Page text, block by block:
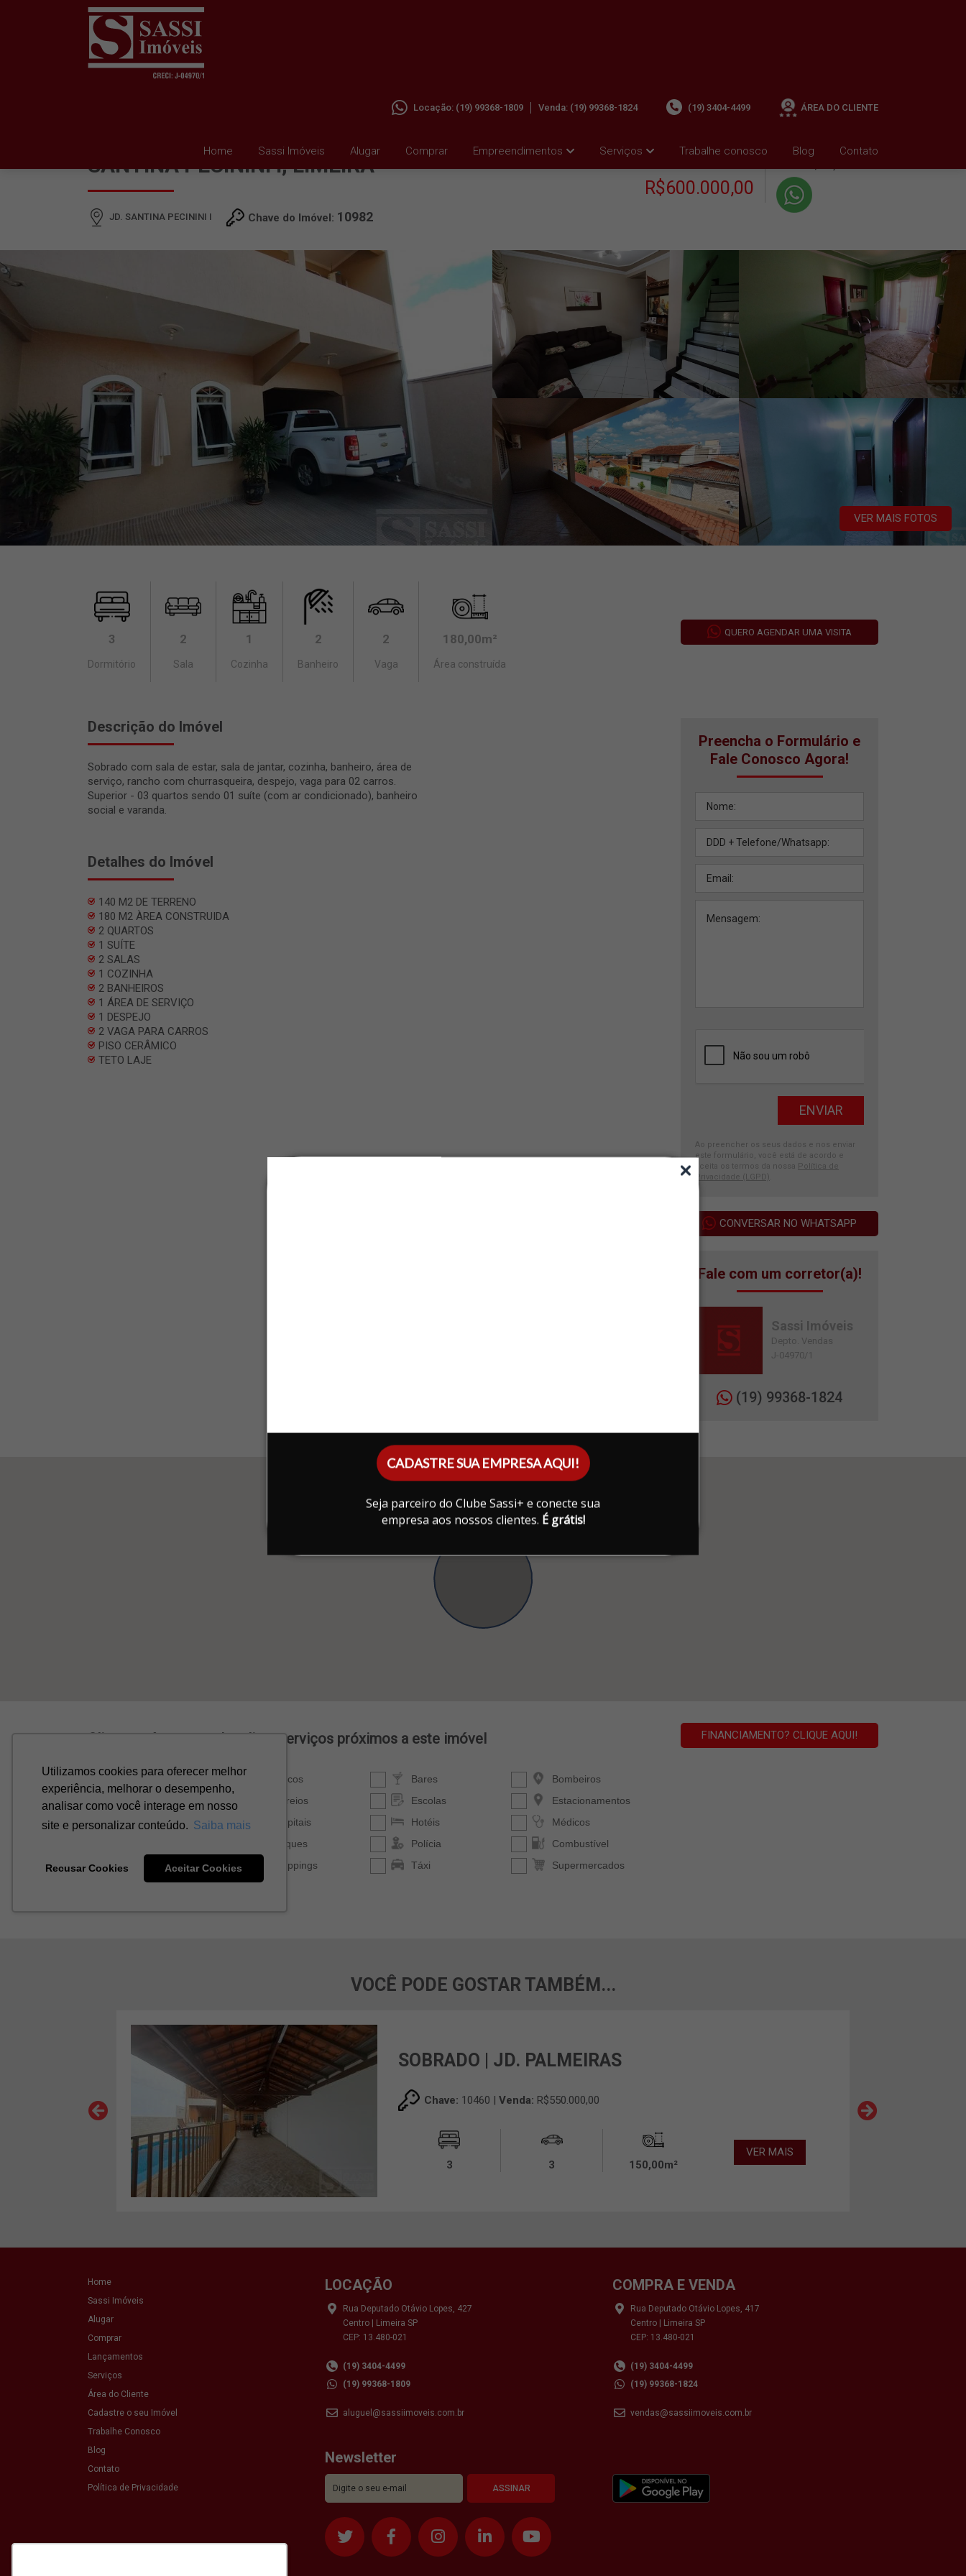
CADASTRE SUA EMPRESA AQUI!
Seja parceiro do Clube Sassi+ e conecte sua
empresa aos nossos clientes. É grátis!
Home Sassi Imóveis Alugar Comprar Empreendimentos Serviços Trabalhe conosco Blog Contato
Locação: (19) 99368-1809 Venda: (19) 99368-1824 (19) 3404-4499 ÁREA DO CLIENTE
SANTINA PECININI I, LIMEIRA
JD. SANTINA PECININI I Chave do Imóvel: 10982
R$600.000,00
+ Condomínio R$0,00
VER MAIS FOTOS
3
Dormitório
2
Sala
1
Cozinha
2
Banheiro
2
Vaga
180,00m²
Área construída
QUERO AGENDAR UMA VISITA
Descrição do Imóvel
Sobrado com sala de estar, sala de jantar, cozinha, banheiro, área de
serviço, rancho com churrasqueira, despejo, vaga para 02 carros.
Superior - 03 quartos sendo 01 suíte (com ar condicionado), banheiro
social e varanda.
Detalhes do Imóvel
140 M2 DE TERRENO
180 M2 ÀREA CONSTRUIDA
2 QUARTOS
1 SUÍTE
2 SALAS
1 COZINHA
2 BANHEIROS
1 ÁREA DE SERVIÇO
1 DESPEJO
2 VAGA PARA CARROS
PISO CERÂMICO
TETO LAJE
Preencha o Formulário e
Fale Conosco Agora!
Ao preencher os seus dados e nos enviar
este formulário, você está de acordo e
aceita os termos da nossa
Política de
Privacidade (LGPD)
CONVERSAR NO WHATSAPP
Fale com um corretor(a)!
Sassi Imóveis
Depto. Vendas
J-04970/1
(19) 99368-1824
VOCÊ PODE GOSTAR TAMBÉM...
SOBRADO | JD. PALMEIRAS
Chave: 10460 |Venda: R$550.000,00
3 3 150,00m²
VER MAIS
Home
Sassi Imóveis
Alugar
Comprar
Lançamentos
Serviços
Área do Cliente
Cadastre o seu Imóvel
Trabalhe Conosco
Blog
Contato
Política de Privacidade
LOCAÇÃO
Rua Deputado Otávio Lopes, 427
Centro | Limeira SP
CEP: 13.480-021
(19) 3404-4499
(19) 99368-1809
aluguel@sassiimoveis.com.br
COMPRA E VENDA
Rua Deputado Otávio Lopes, 417
Centro | Limeira SP
CEP: 13.480-021
(19) 3404-4499
(19) 99368-1824
vendas@sassiimoveis.com.br
Newsletter